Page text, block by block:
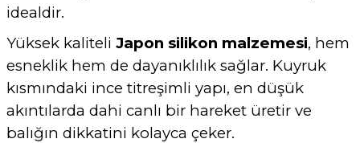
idealdir.
Yüksek kaliteli Japon silikon malzemesi, hem
esneklik hem de dayanıklılık sağlar. Kuyruk
kısmındaki ince titreşimli yapı, en düşük
akıntılarda dahi canlı bir hareket üretir ve
balığın dikkatini kolayca çeker.